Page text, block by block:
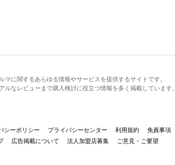
に関するあらゆる情報やサービスを提供するサイトです。
なレビューまで購入検討に役立つ情報を多く掲載しています。
シーポリシー プライバシーセンター 利用規約
免責事項
広告掲載について 法人加盟店募集
ご意見・ご要望